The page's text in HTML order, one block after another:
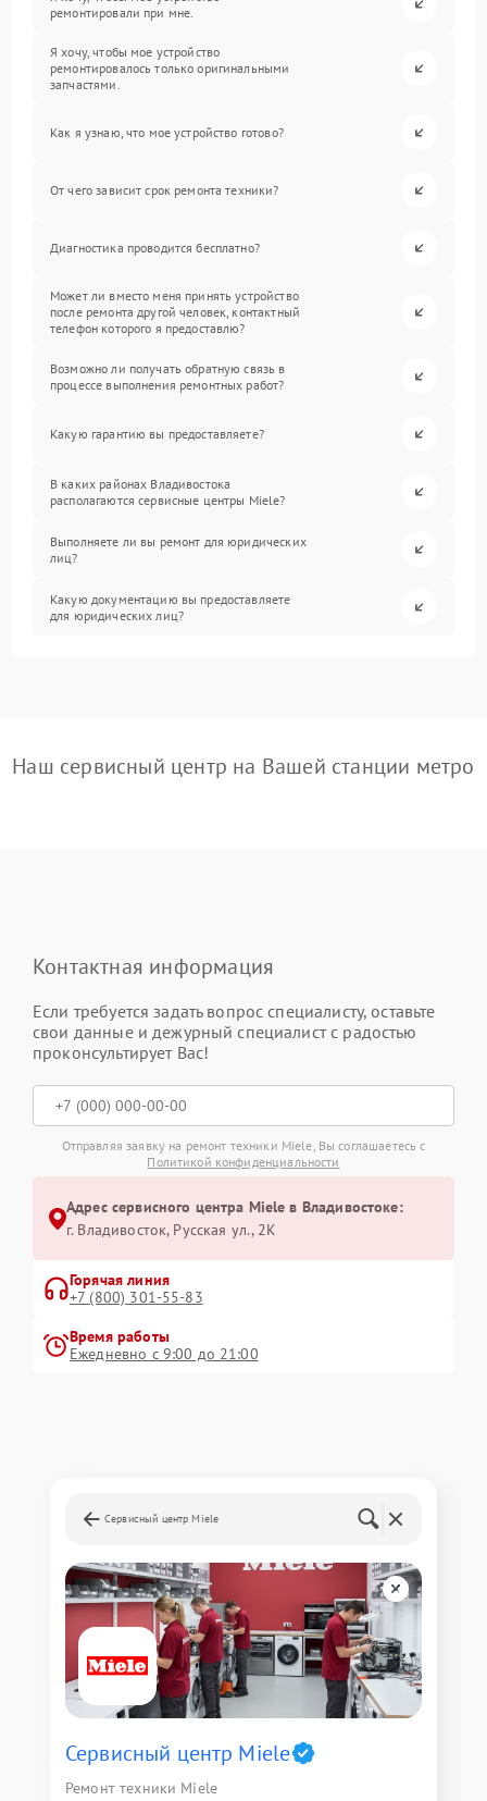
ремонтировали при мне.
Я хочу, чтобы мое устройство
ремонтировалось только оригинальными
запчастями.
Как я узнаю, что мое устройство готово?
От чего зависит срок ремонта техники?
Диагностика проводится бесплатно?
Может ли вместо меня принять устройство
после ремонта другой человек, контактный
телефон которого я предоставлю?
Возможно ли получать обратную связь в
процессе выполнения ремонтных работ?
Какую гарантию вы предоставляете?
В каких районах Владивостока
располагаются сервисные центры Miele?
Выполняете ли вы ремонт для юридических
лиц?
Какую документацию вы предоставляете
для юридических лиц?
Наш сервисный центр на Вашей станции метро
Контактная информация
Если требуется задать вопрос специалисту, оставьте
свои данные и дежурный специалист с радостью
проконсультирует Вас!
Отправляя заявку на ремонт техники Miele, Вы соглашаетесь с
Политикой конфиденциальности
Адрес сервисного центра Miele в Владивостоке:
г. Владивосток, Русская ул., 2К
Горячая линия
+7 (800) 301-55-83
Время работы
Ежедневно с 9:00 до 21:00
Сервисный центр Miele
Сервисный центр Miele
Ремонт техники Miele